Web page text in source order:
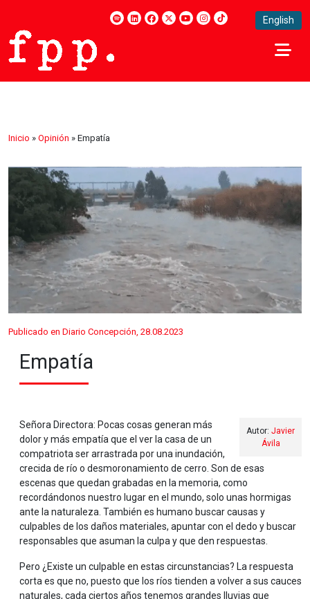
English
Inicio » Opinión » Empatía
Publicado en Diario Concepción, 28.08.2023
Empatía
Autor: Javier
Ávila
Señora Directora: Pocas cosas generan más
dolor y más empatía que el ver la casa de un
compatriota ser arrastrada por una inundación,
crecida de río o desmoronamiento de cerro. Son de esas
escenas que quedan grabadas en la memoria, como
recordándonos nuestro lugar en el mundo, solo unas hormigas
ante la naturaleza. También es humano buscar causas y
culpables de los daños materiales, apuntar con el dedo y buscar
responsables que asuman la culpa y que den respuestas.
Pero ¿Existe un culpable en estas circunstancias? La respuesta
corta es que no, puesto que los ríos tienden a volver a sus cauces
naturales, cada ciertos años tenemos grandes lluvias que